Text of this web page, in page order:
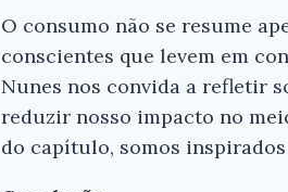
O consumo não se resume
conscientes que levem em
Nunes nos convida a refletir
reduzir nosso impacto no
do capítulo, somos